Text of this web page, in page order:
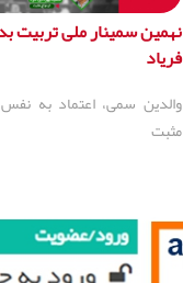
نهمین سمینار ملی تربیت
فریاد
والدین سمی، اعتماد به
مثبت